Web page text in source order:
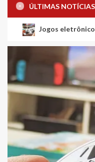
ÚLTIMAS NOTÍCIAS
Jogos